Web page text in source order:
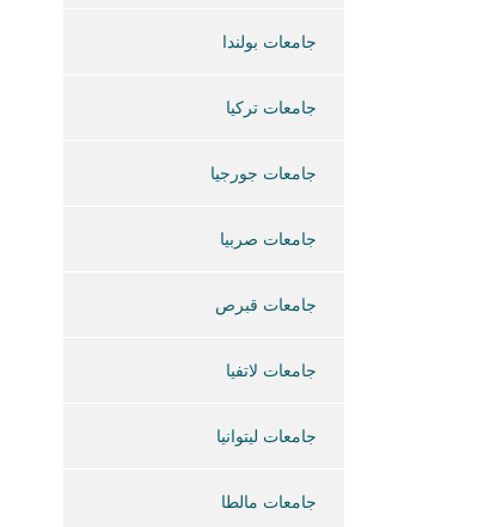
جامعات بولندا
جامعات تركيا
جامعات جورجيا
جامعات صربيا
جامعات قبرص
جامعات لاتفيا
جامعات ليتوانيا
جامعات مالطا